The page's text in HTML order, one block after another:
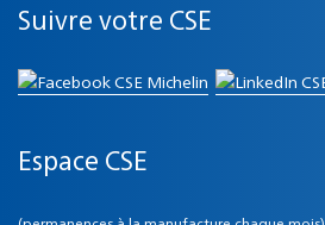
Suivre votre CSE
Espace CSE